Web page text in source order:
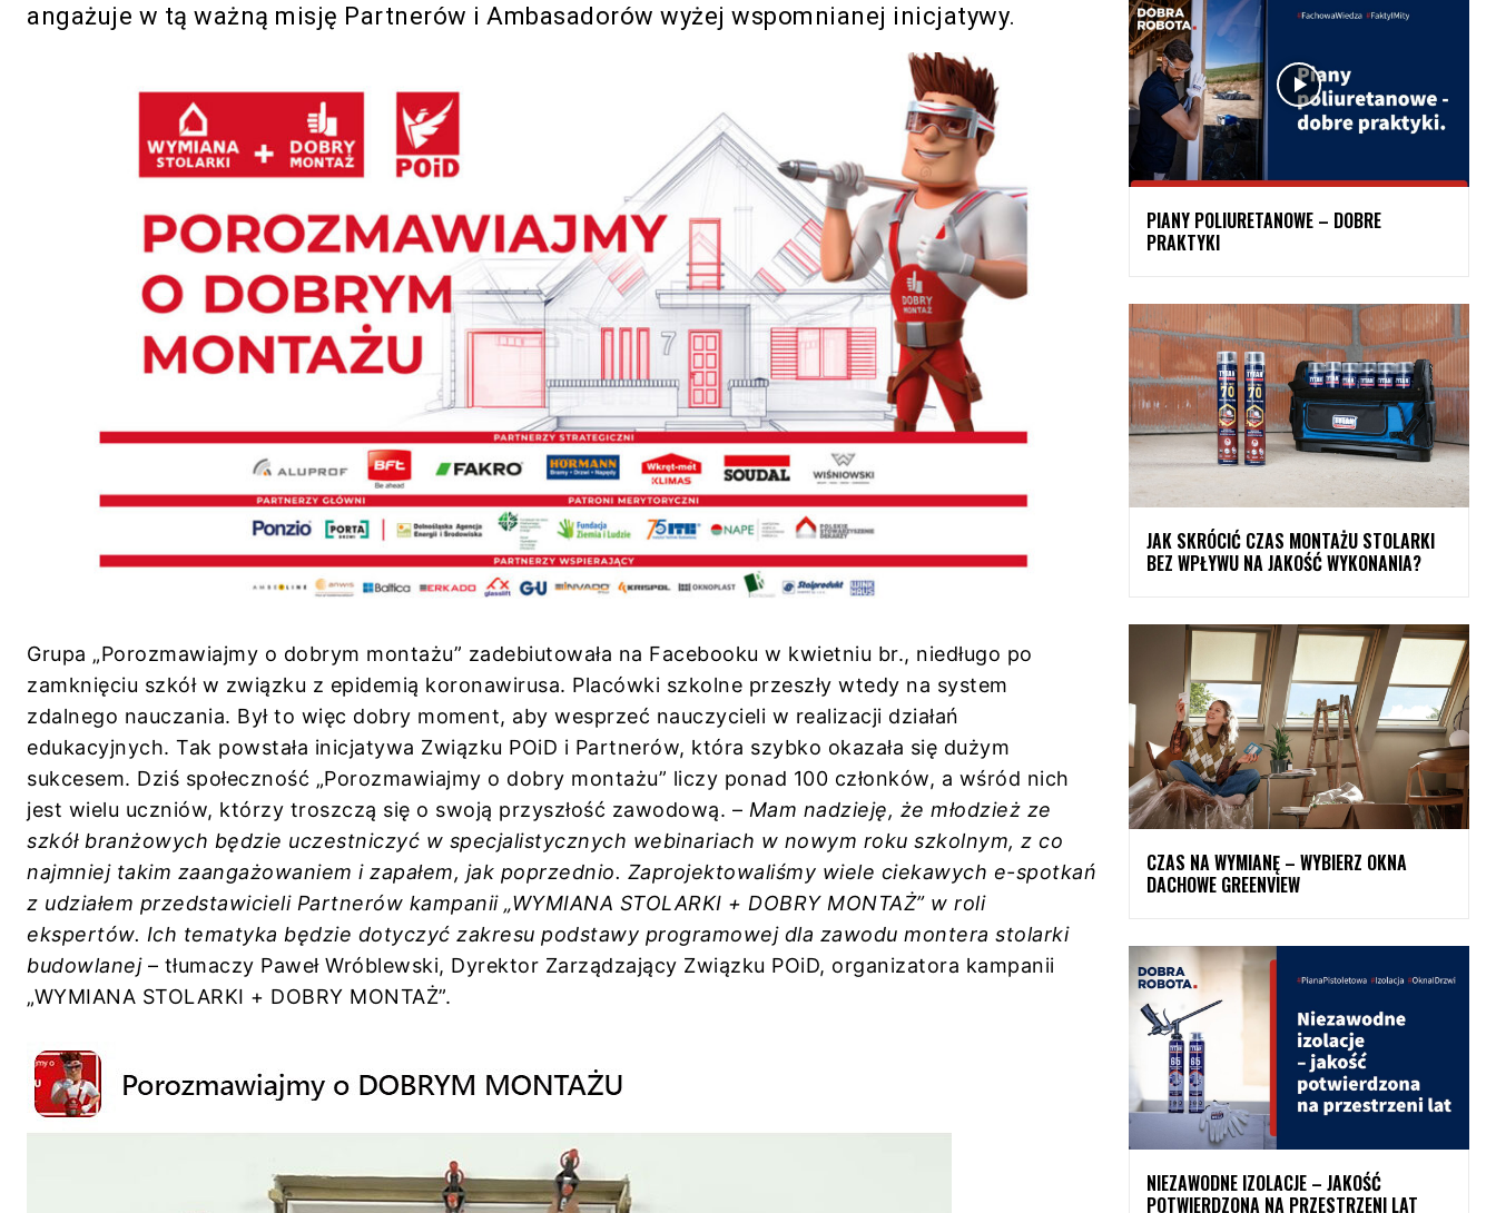
angażuje w tą ważną misję Partnerów i Ambasadorów wyżej wspomnianej inicjatywy.
Grupa „Porozmawiajmy o dobrym montażu” zadebiutowała na Facebooku w kwietniu br., niedługo po
zamknięciu szkół w związku z epidemią koronawirusa. Placówki szkolne przeszły wtedy na system
zdalnego nauczania. Był to więc dobry moment, aby wesprzeć nauczycieli w realizacji działań
edukacyjnych. Tak powstała inicjatywa Związku POiD i Partnerów, która szybko okazała się dużym
sukcesem. Dziś społeczność „Porozmawiajmy o dobry montażu” liczy ponad 100 członków, a wśród nich
jest wielu uczniów, którzy troszczą się o swoją przyszłość zawodową. – Mam nadzieję, że młodzież ze
szkół branżowych będzie uczestniczyć w specjalistycznych webinariach w nowym roku szkolnym, z co
najmniej takim zaangażowaniem i zapałem, jak poprzednio. Zaprojektowaliśmy wiele ciekawych e-spotkań
z udziałem przedstawicieli Partnerów kampanii „WYMIANA STOLARKI + DOBRY MONTAŻ” w roli
ekspertów. Ich tematyka będzie dotyczyć zakresu podstawy programowej dla zawodu montera stolarki
budowlanej – tłumaczy Paweł Wróblewski, Dyrektor Zarządzający Związku POiD, organizatora kampanii
„WYMIANA STOLARKI + DOBRY MONTAŻ”.
PIANY POLIURETANOWE – DOBRE
PRAKTYKI
JAK SKRÓCIĆ CZAS MONTAŻU STOLARKI
BEZ WPŁYWU NA JAKOŚĆ WYKONANIA?
CZAS NA WYMIANĘ – WYBIERZ OKNA
DACHOWE GREENVIEW
NIEZAWODNE IZOLACJE – JAKOŚĆ
POTWIERDZONA NA PRZESTRZENI LAT